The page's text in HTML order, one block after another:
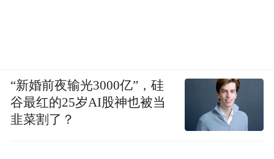
“新婚前夜输光3000亿”，硅
谷最红的25岁AI股神也被当
韭菜割了？